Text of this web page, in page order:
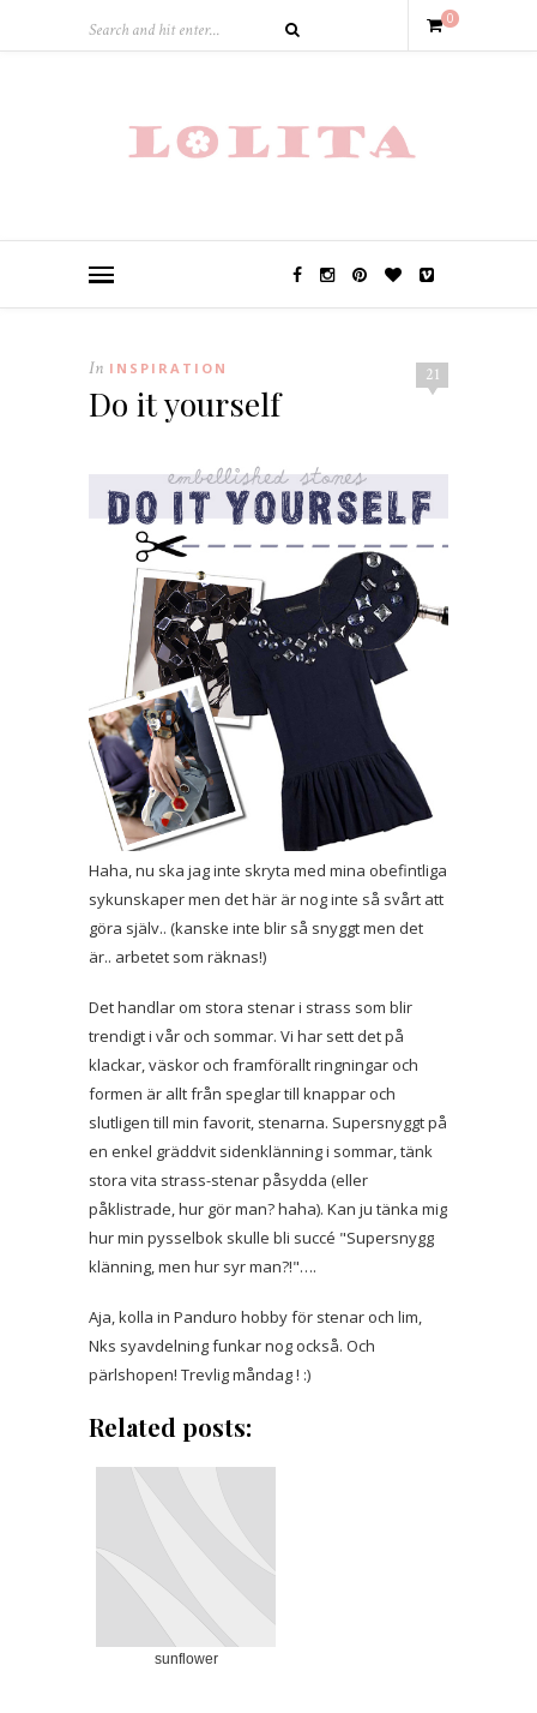
0
21
In INSPIRATION
Do it yourself
Haha, nu ska jag inte skryta med mina obefintliga
sykunskaper men det här är nog inte så svårt att
göra själv.. (kanske inte blir så snyggt men det
är.. arbetet som räknas!)
Det handlar om stora stenar i strass som blir
trendigt i vår och sommar. Vi har sett det på
klackar, väskor och framförallt ringningar och
formen är allt från speglar till knappar och
slutligen till min favorit, stenarna. Supersnyggt på
en enkel gräddvit sidenklänning i sommar, tänk
stora vita strass-stenar påsydda (eller
påklistrade, hur gör man? haha). Kan ju tänka mig
hur min pysselbok skulle bli succé "Supersnygg
klänning, men hur syr man?!"….
Aja, kolla in Panduro hobby för stenar och lim,
Nks syavdelning funkar nog också. Och
pärlshopen! Trevlig måndag ! :)
Related posts:
sunflower